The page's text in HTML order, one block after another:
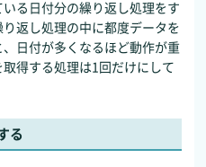
る日付分の繰り返し処理をす
返し処理の中に都度データを
日付が多くなるほど動作が重
得する処理は1回だけにして
る